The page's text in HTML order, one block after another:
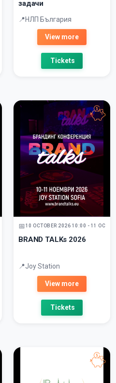
задачи
НЛП България
View more
Tickets
10 OCTOBER 2026 10:00 - 11
BRAND TALKs 2026
Joy Station
View more
Tickets